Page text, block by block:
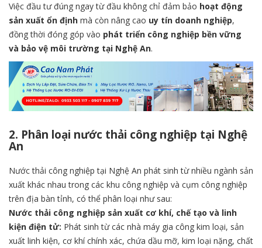
Việc đầu tư đúng ngay từ đầu không chỉ đảm bảo hoạt động
sản xuất ổn định mà còn nâng cao uy tín doanh nghiệp,
đồng thời đóng góp vào phát triển công nghiệp bền vững
và bảo vệ môi trường tại Nghệ An.
2. Phân loại nước thải công nghiệp tại Nghệ
An
Nước thải công nghiệp tại Nghệ An phát sinh từ nhiều ngành sản
xuất khác nhau trong các khu công nghiệp và cụm công nghiệp
trên địa bàn tỉnh, có thể phân loại như sau:
Nước thải công nghiệp sản xuất cơ khí, chế tạo và linh
kiện điện tử: Phát sinh từ các nhà máy gia công kim loại, sản
xuất linh kiện, cơ khí chính xác, chứa dầu mỡ, kim loại nặng, chất